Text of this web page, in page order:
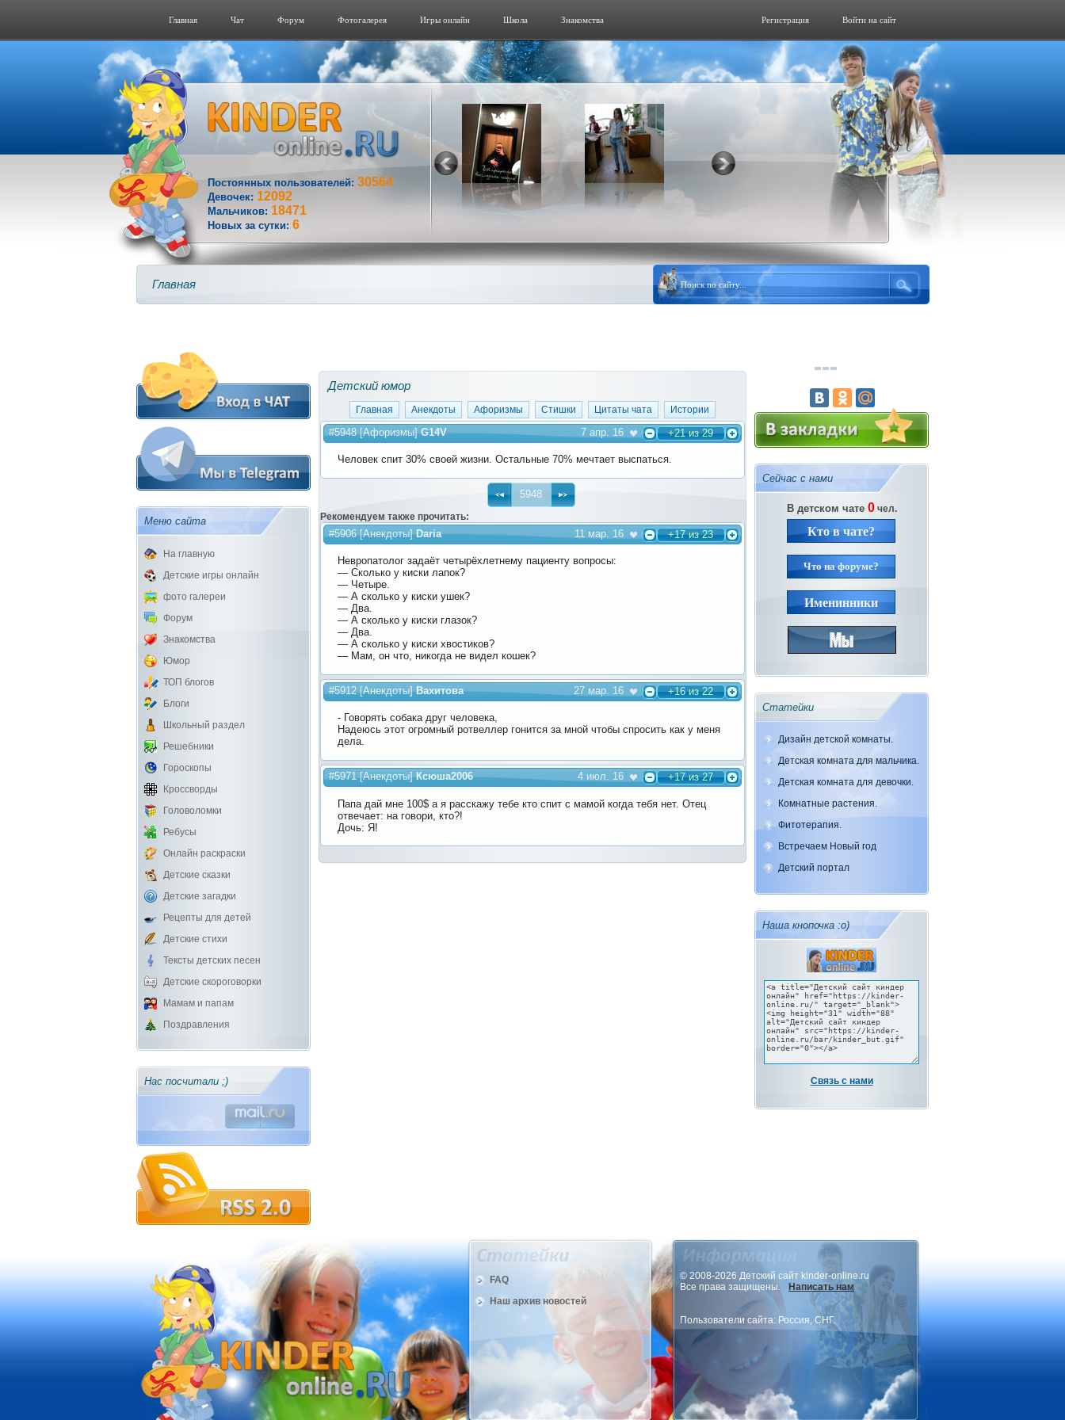
Главная Чат Форум Фотогалерeя Игры онлайн Школа Знакомства Войти на сайт
Регистрация
Постоянных пользователей: 30564
Девочек: 12092
Мальчиков: 18471
Новых за сутки: 6
Главная
Меню сайта
На главную
Детские игры онлайн
фото галереи
Форум
Знакомства
Юмор
ТОП блогов
Блоги
Школьный раздел
Решебники
Гороскопы
Кроссворды
Головоломки
Ребусы
Онлайн раскраски
Детские сказки
Детские загадки
Рецепты для детей
Детские стихи
Тексты детских песен
Детские скороговорки
Мамам и папам
Поздравления
Нас посчитали ;)
Детский юмор
Главная Анекдоты Афоризмы Стишки Цитаты чата Истории
#5948[Афоризмы]G14V 7 апр. 16 +21 из 29
Человек спит 30% своей жизни. Остальные 70% мечтает выспаться.
5948
Рекомендуем также прочитать:
#5906[Анекдоты]Daria 11 мар. 16 +17 из 23
Невропатолог задаёт четырёхлетнему пациенту вопросы:
— Сколько у киски лапок?
— Четыре.
— А сколько у киски ушек?
— Два.
— А сколько у киски глазок?
— Два.
— А сколько у киски хвостиков?
— Мам, он что, никогда не видел кошек?
#5912[Анекдоты]Вахитова 27 мар. 16 +16 из 22
- Говорять собака друг человека,
Надеюсь этот огромный ротвеллер гонится за мной чтобы спросить как у меня
дела.
#5971[Анекдоты]Ксюша2006 4 июл. 16 +17 из 27
Папа дай мне 100$ а я расскажу тебе кто спит с мамой когда тебя нет. Отец
отвечает: на говори, кто?!
Дочь: Я!
Сейчас с нами
В детском чате 0чел.
Кто в чате?
Что на форуме?
Именинники
Статейки
Дизайн детской комнаты.
Детская комната для мальчика.
Детская комната для девочки.
Комнатные растения.
Фитотерапия.
Встречаем Новый год
Детский портал
Наша кнопочка :о)
Связь с нами
FAQ
Наш архив новостей
© 2008-2026 Детский сайт kinder-online.ru
Все права защищены.
Написать нам
Пользователи сайта: Россия, СНГ.